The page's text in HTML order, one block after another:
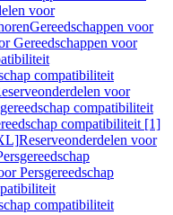
voor
Gereedschappen voor
Gereedschappen voor
compatibiliteit
voor
compatibiliteit
compatibiliteit [1]
Reserveonderdelen voor
Persgereedschap
compatibiliteit